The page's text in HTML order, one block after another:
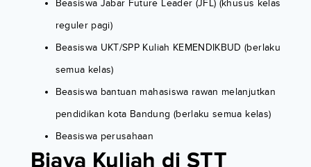
Beasiswa Jabar Future Leader (JFL) (khusus kelas
reguler pagi)
Beasiswa UKT/SPP Kuliah KEMENDIKBUD (berlaku
semua kelas)
Beasiswa bantuan mahasiswa rawan melanjutkan
pendidikan kota Bandung (berlaku semua kelas)
Beasiswa perusahaan
Biaya Kuliah di STT